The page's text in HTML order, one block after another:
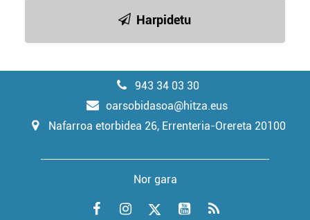
Harpidetu
943 34 03 30
oarsobidasoa@hitza.eus
Nafarroa etorbidea 26, Errenteria-Orereta 20100
Nor gara